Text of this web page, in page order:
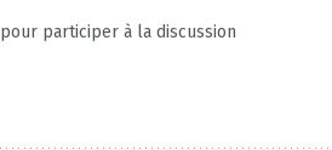
pour participer à la discussion